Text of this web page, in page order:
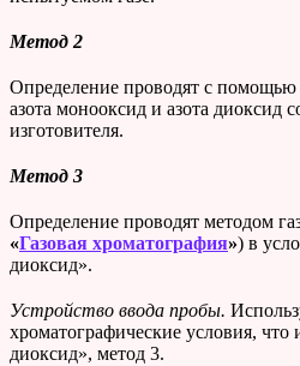
Метод 2
Определение проводят с помощью
азота монооксид и азота диоксид
изготовителя.
Метод 3
Определение проводят методом
«Газовая хроматография») в
диоксид».
Устройство ввода пробы.
хроматографические условия, что
диоксид», метод 3.